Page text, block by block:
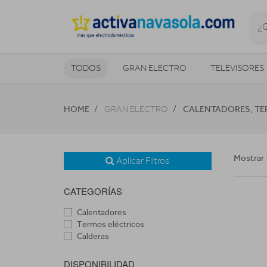
TODOS GRAN ELECTRO TELEVISORES
HOME GRAN ELECTRO CALENTADORES,
Aplicar Filtros
CATEGORÍAS
Calentadores
Termos eléctricos
Calderas
DISPONIBILIDAD
Mostrar